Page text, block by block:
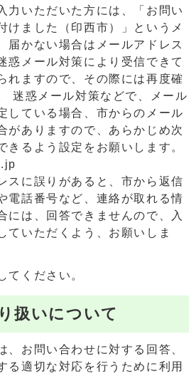
力いただいた方には、「お問い
けました（印西市）」というメ
届かない場合はメールアドレス
惑メール対策により受信できて
れますので、その際には再度確
迷惑メール対策などで、メール
している場合、市からのメール
がありますので、あらかじめ次
きるよう設定をお願いします。
スに誤りがあると、市から返信
電話番号など、連絡が取れる情
には、回答できませんので、入
ていただくよう、お願いしま
てください。
扱いについて
、お問い合わせに対する回答、
る適切な対応を行うために利用